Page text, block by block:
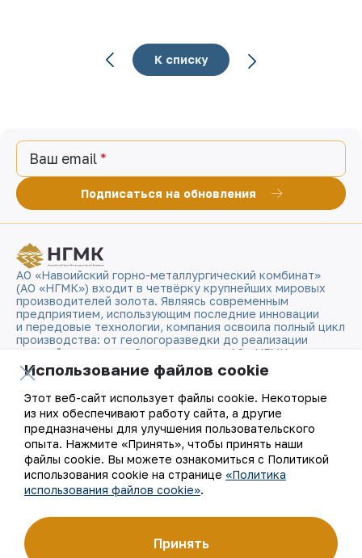
К списку
Ваш email
Подписаться на обновления
АО «Навоийский горно-металлургический комбинат»
(АО «НГМК») входит в четвёрку крупнейших мировых
производителей золота. Являясь современным
предприятием, использующим последние инновации
и передовые технологии, компания освоила полный цикл
производства: от геологоразведки до реализации
готовой продукции. Золотые слитки АО «НГМК»
со знаком пробы «999,9» стали узнаваемым брендом
Узбекистана на мировых биржах цветных металлов.
О компании
Наша деятельность
Устойчивое развитие
Инвесторам
Контакты
Карта сайта
Условия использования
cookie
Использование файлов cookie
Этот веб-сайт использует файлы cookie. Некоторые
из них обеспечивают работу сайта, а другие
предназначены для улучшения пользовательского
опыта. Нажмите «Принять», чтобы принять наши
файлы cookie. Вы можете ознакомиться с Политикой
использования cookie на странице «Политика
использования файлов cookie».
Принять